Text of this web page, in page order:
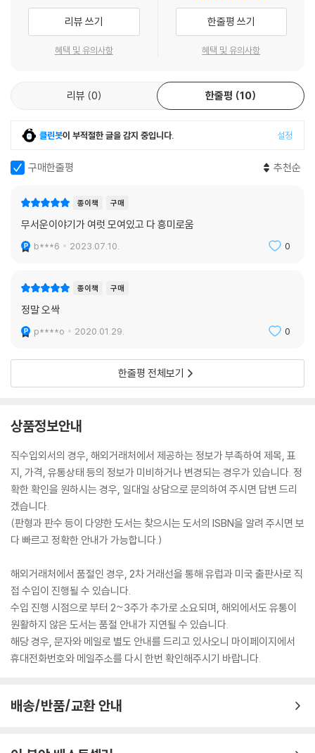
리뷰 쓰기
혜택 및 유의사항
한줄평 쓰기
혜택 및 유의사항
리뷰 0 한줄평 10
클린봇이 부적절한 글을 감지 중입니다. 설정
구매한줄평 추천순
종이책 구매
무서운이야기가 여럿 모여있고 다 흥미로움
b***6 2023.07.10. 0
종이책 구매
정말 오싹
p****o 2020.01.29. 0
한줄평 전체보기
상품정보안내
직수입외서의 경우, 해외거래처에서 제공하는 정보가 부족하여 제목, 표
지, 가격, 유통상태 등의 정보가 미비하거나 변경되는 경우가 있습니다. 정
확한 확인을 원하시는 경우, 일대일 상담으로 문의하여 주시면 답변 드리
겠습니다.
(판형과 판수 등이 다양한 도서는 찾으시는 도서의 ISBN을 알려 주시면 보
다 빠르고 정확한 안내가 가능합니다.)
해외거래처에서 품절인 경우, 2차 거래선을 통해 유럽과 미국 출판사로 직
접 수입이 진행될 수 있습니다.
수입 진행 시점으로 부터 2~3주가 추가로 소요되며, 해외에서도 유통이
원활하지 않은 도서는 품절 안내가 지연될 수 있습니다.
해당 경우, 문자와 메일로 별도 안내를 드리고 있사오니 마이페이지에서
휴대전화번호와 메일주소를 다시 한번 확인해주시기 바랍니다.
배송/반품/교환 안내